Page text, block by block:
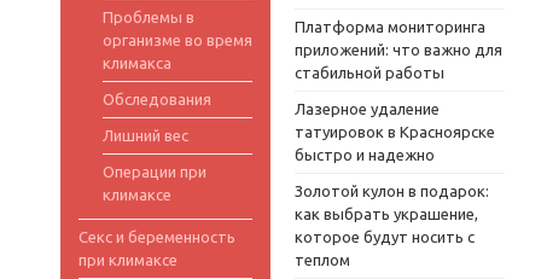
Проблемы в
организме во время
климакса
Обследования
Лишний вес
Операции при
климаксе
Секс и беременность
при климаксе
Платформа мониторинга
приложений: что важно для
стабильной работы
Лазерное удаление
татуировок в Красноярске
быстро и надежно
Золотой кулон в подарок:
как выбрать украшение,
которое будут носить с
теплом